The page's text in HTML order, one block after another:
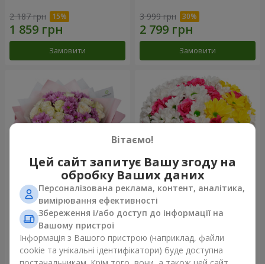
2 187 грн
Замовити
3 999 грн
Замовити
Букет "Дежавю"
3 011 грн
Замовити
Квіти в коробці "Моє серце"
Замовити
Вітаємо!
Цей сайт запитує Вашу згоду на
обробку Ваших даних
Персоналізована реклама, контент, аналітика,
вимірювання ефективності
Збереження і/або доступ до інформації на
Вашому пристрої
Інформація з Вашого пристрою (наприклад, файли
cookie та унікальні ідентифікатори) буде доступна